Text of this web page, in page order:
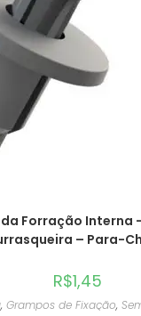
Forração Interna
– Para-
R$1,45
, Grampos de Fixação,